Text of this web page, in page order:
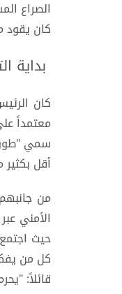
كان يقود
بداية
كان
معتمداً
سمي "طوق
أقل
من
الأمني
حيث
كل من
قائلاً: